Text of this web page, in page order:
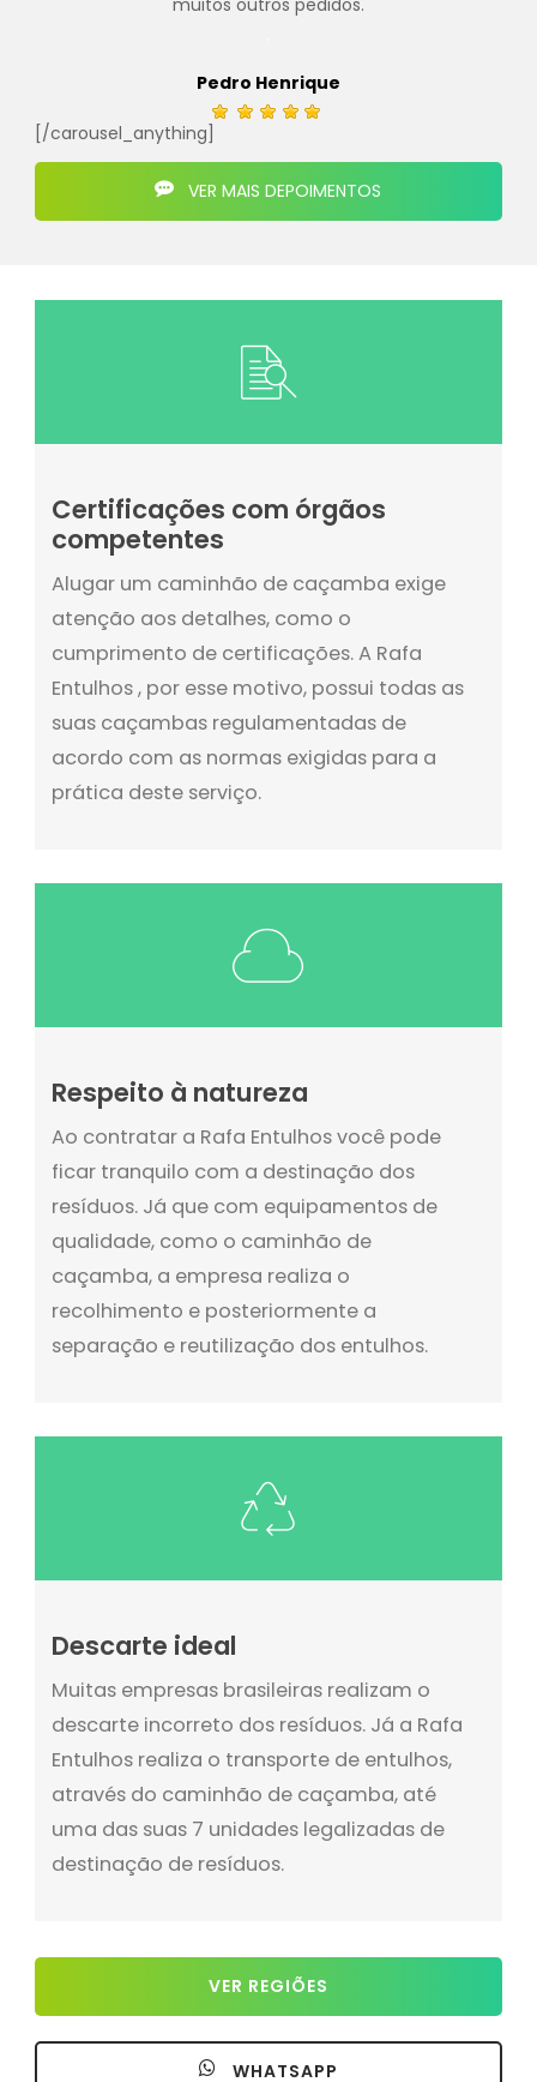
muitos outros pedidos.
Pedro Henrique
[/carousel_anything]
VER MAIS DEPOIMENTOS
Certificações com órgãos
competentes
Alugar um caminhão de caçamba exige
atenção aos detalhes, como o
cumprimento de certificações. A Rafa
Entulhos , por esse motivo, possui todas as
suas caçambas regulamentadas de
acordo com as normas exigidas para a
prática deste serviço.
Respeito à natureza
Ao contratar a Rafa Entulhos você pode
ficar tranquilo com a destinação dos
resíduos. Já que com equipamentos de
qualidade, como o caminhão de
caçamba, a empresa realiza o
recolhimento e posteriormente a
separação e reutilização dos entulhos.
Descarte ideal
Muitas empresas brasileiras realizam o
descarte incorreto dos resíduos. Já a Rafa
Entulhos realiza o transporte de entulhos,
através do caminhão de caçamba, até
uma das suas 7 unidades legalizadas de
destinação de resíduos.
VER REGIÕES
WHATSAPP